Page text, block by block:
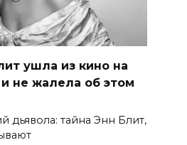
ушла из кино на
не жалела об этом
дьявола: тайна Энн Блит,